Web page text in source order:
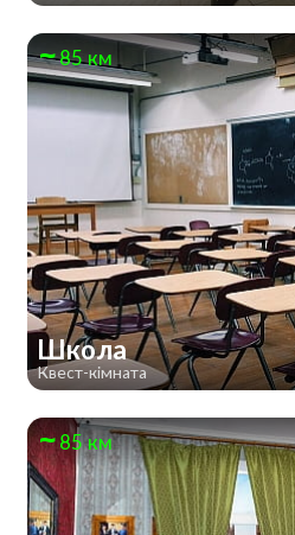
85 км
Школа
Квест-кімната
85 км